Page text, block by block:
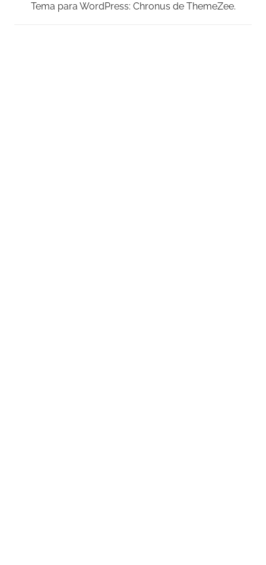
Tema para WordPress: Chronus de ThemeZee.